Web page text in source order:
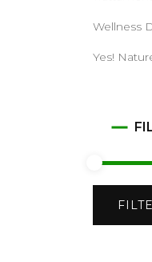
Wellness
Yes!